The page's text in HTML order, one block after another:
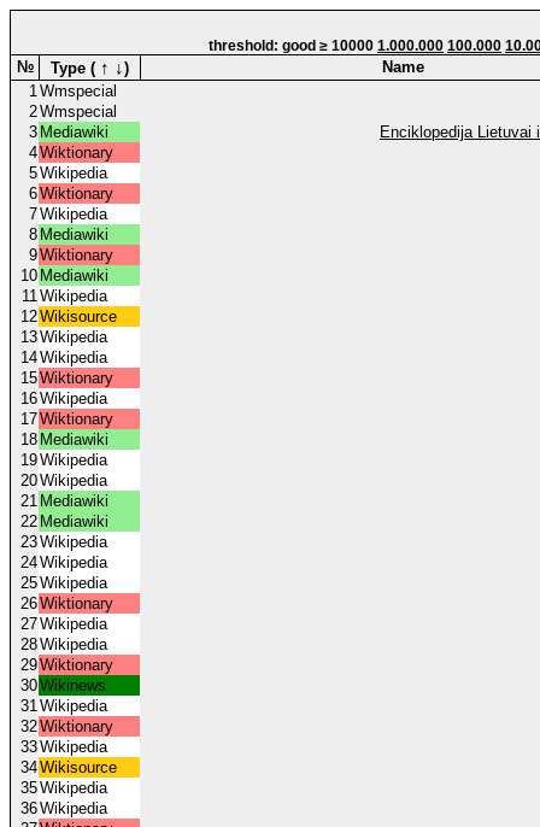
threshold: good ≥ 10000 1.000.000 100.000
№ Type ( ↑ ↓)
Name
1Wmspecial
2Wmspecial
3 Mediawiki
Enciklopedija Lietuvai
4Wiktionary
5Wikipedia
6Wiktionary
7Wikipedia
8 Mediawiki
9Wiktionary
10 Mediawiki
11Wikipedia
12Wikisource
13Wikipedia
14Wikipedia
15Wiktionary
16Wikipedia
17Wiktionary
18 Mediawiki
19Wikipedia
20Wikipedia
21 Mediawiki
22 Mediawiki
23Wikipedia
24Wikipedia
25Wikipedia
26Wiktionary
27Wikipedia
28Wikipedia
29Wiktionary
30Wikinews
31Wikipedia
32Wiktionary
33Wikipedia
34Wikisource
35Wikipedia
36Wikipedia